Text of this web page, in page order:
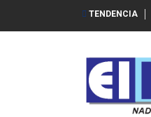
TENDENCIA